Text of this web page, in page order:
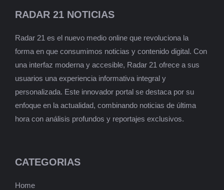
RADAR 21 NOTICIAS
Radar 21 es el nuevo medio online que revoluciona la
forma en que consumimos noticias y contenido digital. Con
una interfaz moderna y accesible, Radar 21 ofrece a sus
usuarios una experiencia informativa integral y
personalizada. Este innovador portal se destaca por su
enfoque en la actualidad, combinando noticias de última
hora con análisis profundos y reportajes exclusivos.
CATEGORIAS
Home